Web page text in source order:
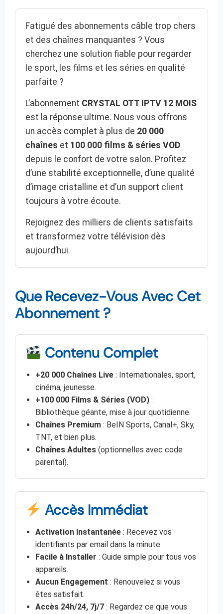
Fatigué des abonnements câble trop chers
et des chaînes manquantes ? Vous
cherchez une solution fiable pour regarder
le sport, les films et les séries en qualité
parfaite ?
L’abonnement CRYSTAL OTT IPTV 12 MOIS
est la réponse ultime. Nous vous offrons
un accès complet à plus de 20 000
chaînes et 100 000 films & séries VOD
depuis le confort de votre salon. Profitez
d’une stabilité exceptionnelle, d’une qualité
d’image cristalline et d’un support client
toujours à votre écoute.
Rejoignez des milliers de clients satisfaits
et transformez votre télévision dès
aujourd’hui.
Que Recevez-Vous Avec Cet
Abonnement ?
Contenu Complet
+20 000 Chaînes Live : Internationales, sport,
cinéma, jeunesse.
+100 000 Films & Séries (VOD) :
Bibliothèque géante, mise à jour quotidienne.
Chaînes Premium : BeIN Sports, Canal+, Sky,
TNT, et bien plus.
Chaînes Adultes (optionnelles avec code
parental).
Accès Immédiat
Activation Instantanée : Recevez vos
identifiants par email dans la minute.
Facile à Installer : Guide simple pour tous vos
appareils.
Aucun Engagement : Renouvelez si vous
êtes satisfait.
Accès 24h/24, 7j/7 : Regardez ce que vous